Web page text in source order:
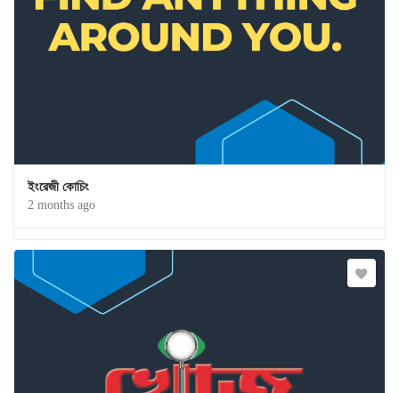
ইংরেজী কোচিং
2 months ago